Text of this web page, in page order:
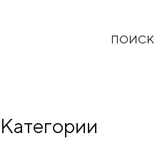
ПОИСК
Категории